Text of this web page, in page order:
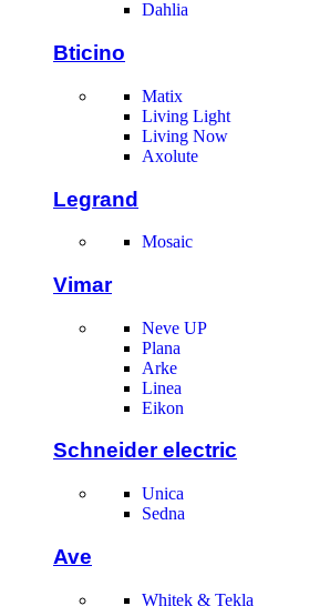
Dahlia
Bticino
Matix
Living Light
Living Now
Axolute
Legrand
Mosaic
Vimar
Neve UP
Plana
Arke
Linea
Eikon
Schneider electric
Unica
Sedna
Ave
Whitek & Tekla